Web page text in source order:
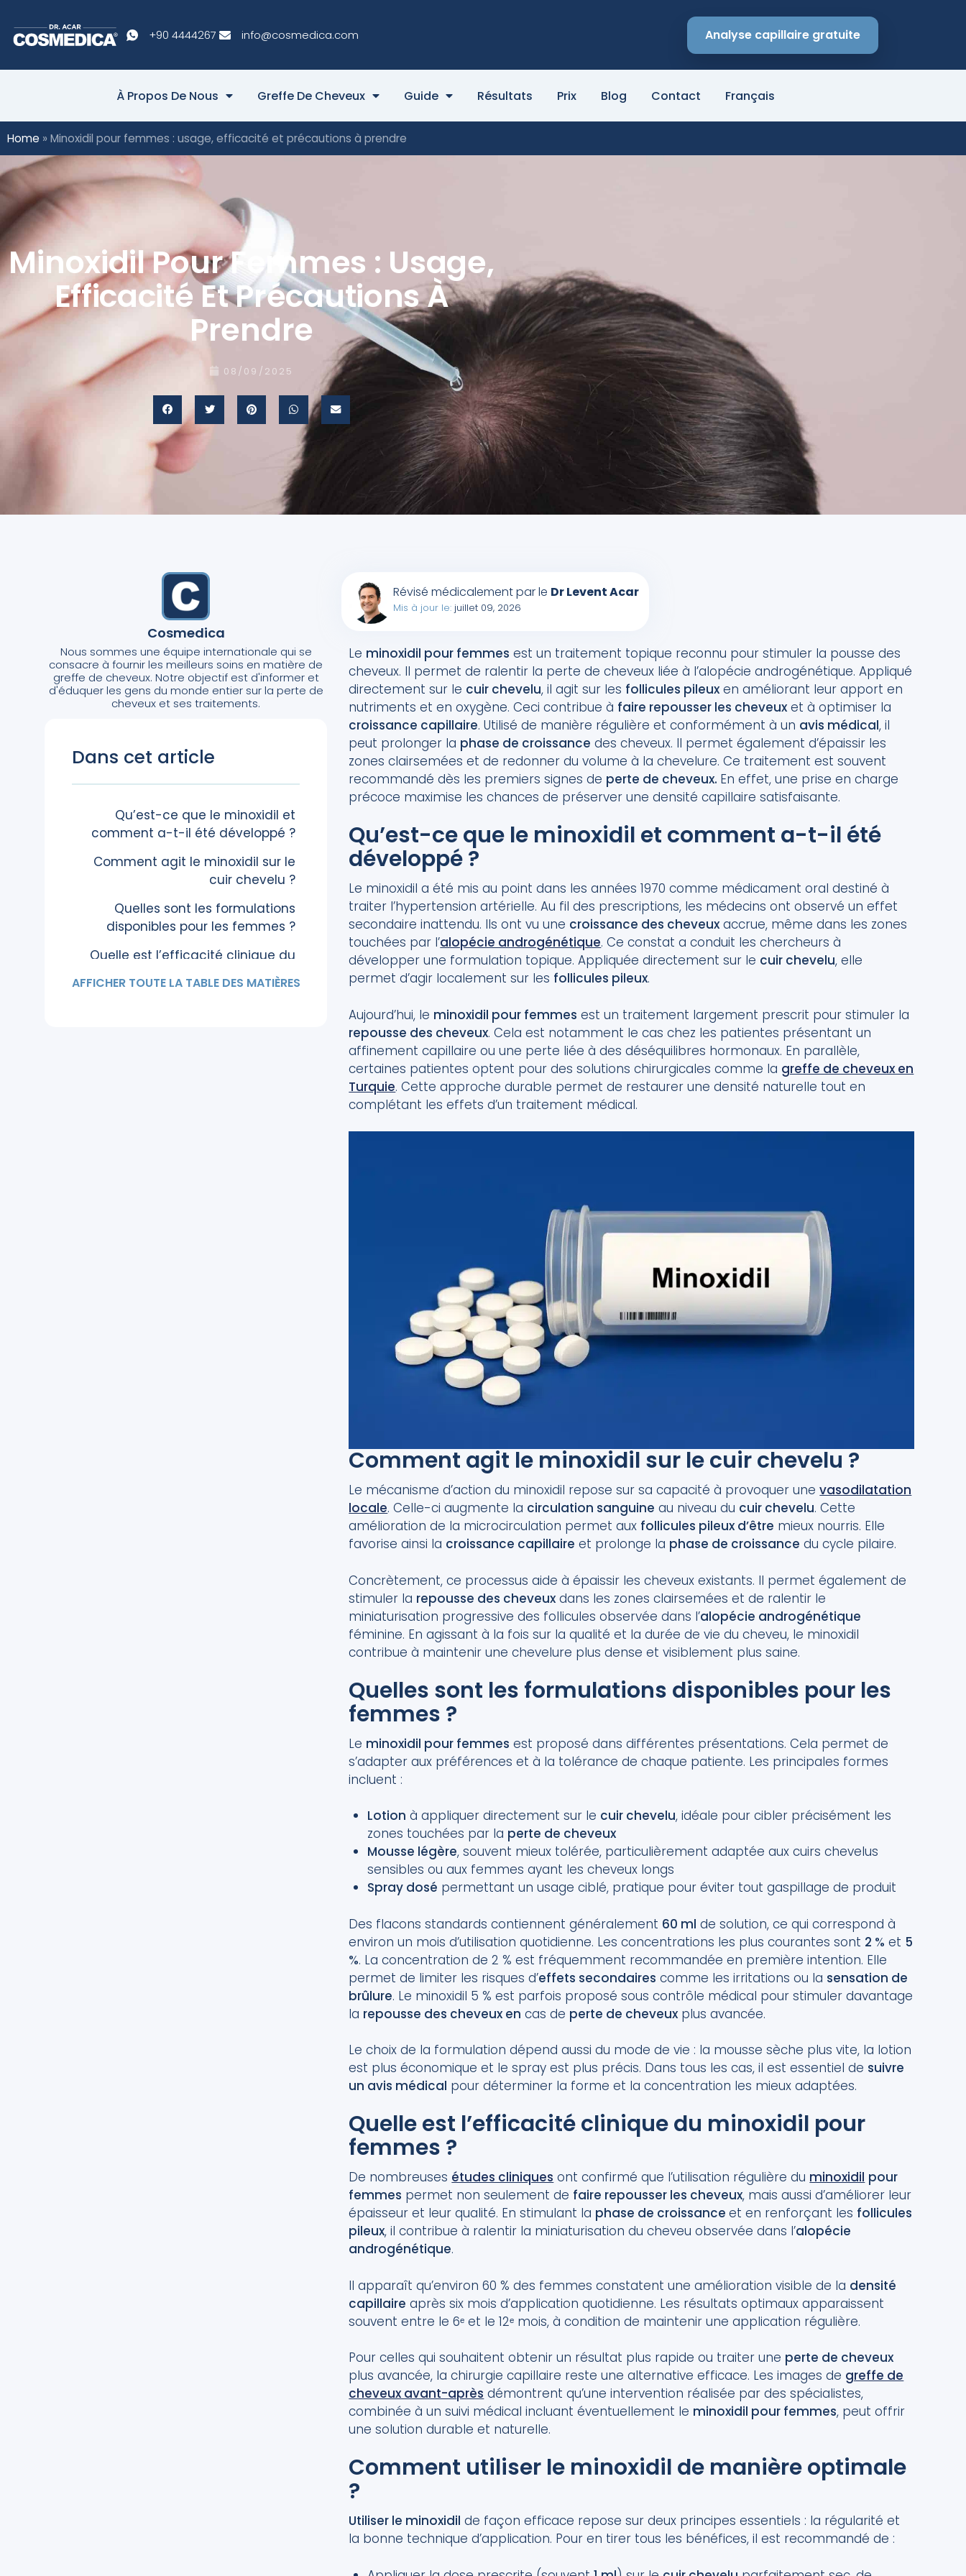
+90 4444267 info@cosmedica.com Analyse capillaire gratuite
À Propos De Nous Greffe De Cheveux Guide Résultats Prix Blog Contact Français
Home » Minoxidil pour femmes : usage, efficacité et précautions à prendre
Minoxidil Pour Femmes : Usage,
Efficacité Et Précautions À
Prendre
08/09/2025
Cosmedica
Nous sommes une équipe internationale qui se
consacre à fournir les meilleurs soins en matière de
greffe de cheveux. Notre objectif est d'informer et
d'éduquer les gens du monde entier sur la perte de
cheveux et ses traitements.
Dans cet article
Qu’est-ce que le minoxidil et
comment a-t-il été développé ?
Comment agit le minoxidil sur le
cuir chevelu ?
Quelles sont les formulations
disponibles pour les femmes ?
Quelle est l’efficacité clinique du
minoxidil pour femmes ?
AFFICHER TOUTE LA TABLE DES MATIÈRES
Révisé médicalement par le Dr Levent Acar
Mis à jour le: juillet 09, 2026
Le minoxidil pour femmes est un traitement topique reconnu pour stimuler la pousse des
cheveux. Il permet de ralentir la perte de cheveux liée à l’alopécie androgénétique. Appliqué
directement sur le cuir chevelu, il agit sur les follicules pileux en améliorant leur apport en
nutriments et en oxygène. Ceci contribue à faire repousser les cheveux et à optimiser la
croissance capillaire. Utilisé de manière régulière et conformément à un avis médical, il
peut prolonger la phase de croissance des cheveux. Il permet également d’épaissir les
zones clairsemées et de redonner du volume à la chevelure. Ce traitement est souvent
recommandé dès les premiers signes de perte de cheveux. En effet, une prise en charge
précoce maximise les chances de préserver une densité capillaire satisfaisante.
Qu’est-ce que le minoxidil et comment a-t-il été
développé ?
Le minoxidil a été mis au point dans les années 1970 comme médicament oral destiné à
traiter l’hypertension artérielle. Au fil des prescriptions, les médecins ont observé un effet
secondaire inattendu. Ils ont vu une croissance des cheveux accrue, même dans les zones
touchées par l’alopécie androgénétique. Ce constat a conduit les chercheurs à
développer une formulation topique. Appliquée directement sur le cuir chevelu, elle
permet d’agir localement sur les follicules pileux.
Aujourd’hui, le minoxidil pour femmes est un traitement largement prescrit pour stimuler la
repousse des cheveux. Cela est notamment le cas chez les patientes présentant un
affinement capillaire ou une perte liée à des déséquilibres hormonaux. En parallèle,
certaines patientes optent pour des solutions chirurgicales comme la greffe de cheveux en
Turquie. Cette approche durable permet de restaurer une densité naturelle tout en
complétant les effets d’un traitement médical.
Comment agit le minoxidil sur le cuir chevelu ?
Le mécanisme d’action du minoxidil repose sur sa capacité à provoquer unevasodilatation
locale. Celle-ci augmente la circulation sanguine au niveau du cuir chevelu. Cette
amélioration de la microcirculation permet aux follicules pileux d’être mieux nourris. Elle
favorise ainsi la croissance capillaire et prolonge la phase de croissance du cycle pilaire.
Concrètement, ce processus aide à épaissir les cheveux existants. Il permet également de
stimuler la repousse des cheveux dans les zones clairsemées et de ralentir le
miniaturisation progressive des follicules observée dans l’alopécie androgénétique
féminine. En agissant à la fois sur la qualité et la durée de vie du cheveu, le minoxidil
contribue à maintenir une chevelure plus dense et visiblement plus saine.
Quelles sont les formulations disponibles pour les
femmes ?
Le minoxidil pour femmes est proposé dans différentes présentations. Cela permet de
s’adapter aux préférences et à la tolérance de chaque patiente. Les principales formes
incluent :
Lotion à appliquer directement sur le cuir chevelu, idéale pour cibler précisément les
zones touchées par la perte de cheveux
Mousse légère, souvent mieux tolérée, particulièrement adaptée aux cuirs chevelus
sensibles ou aux femmes ayant les cheveux longs
Spray dosé permettant un usage ciblé, pratique pour éviter tout gaspillage de produit
Des flacons standards contiennent généralement 60 ml de solution, ce qui correspond à
environ un mois d’utilisation quotidienne. Les concentrations les plus courantes sont 2 % et 5
%. La concentration de 2 % est fréquemment recommandée en première intention. Elle
permet de limiter les risques d’effets secondaires comme les irritations ou la sensation de
brûlure. Le minoxidil 5 % est parfois proposé sous contrôle médical pour stimuler davantage
la repousse des cheveux en cas de perte de cheveux plus avancée.
Le choix de la formulation dépend aussi du mode de vie : la mousse sèche plus vite, la lotion
est plus économique et le spray est plus précis. Dans tous les cas, il est essentiel de suivre
un avis médical pour déterminer la forme et la concentration les mieux adaptées.
Quelle est l’efficacité clinique du minoxidil pour
femmes ?
De nombreuses études cliniques ont confirmé que l’utilisation régulière du minoxidil pour
femmes permet non seulement de faire repousser les cheveux, mais aussi d’améliorer leur
épaisseur et leur qualité. En stimulant la phase de croissanceet en renforçant les follicules
pileux, il contribue à ralentir la miniaturisation du cheveu observée dans l’alopécie
androgénétique.
Il apparaît qu’environ 60 % des femmes constatent une amélioration visible de la densité
capillaire après six mois d’application quotidienne. Les résultats optimaux apparaissent
souvent entre le 6ᵉ et le 12ᵉ mois, à condition de maintenir une application régulière.
Pour celles qui souhaitent obtenir un résultat plus rapide ou traiter une perte de cheveux
plus avancée, la chirurgie capillaire reste une alternative efficace. Les images de greffe de
cheveux avant-après démontrent qu’une intervention réalisée par des spécialistes,
combinée à un suivi médical incluant éventuellement le minoxidil pour femmes, peut offrir
une solution durable et naturelle.
Comment utiliser le minoxidil de manière optimale
?
Utiliser le minoxidil de façon efficace repose sur deux principes essentiels : la régularité et
la bonne technique d’application. Pour en tirer tous les bénéfices, il est recommandé de :